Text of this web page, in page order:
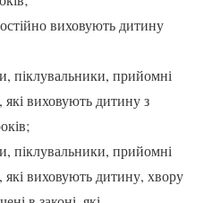
виховують дитину
піклувальники, прийомні
які виховують дитину з
піклувальники, прийомні
які виховують дитину, хвору